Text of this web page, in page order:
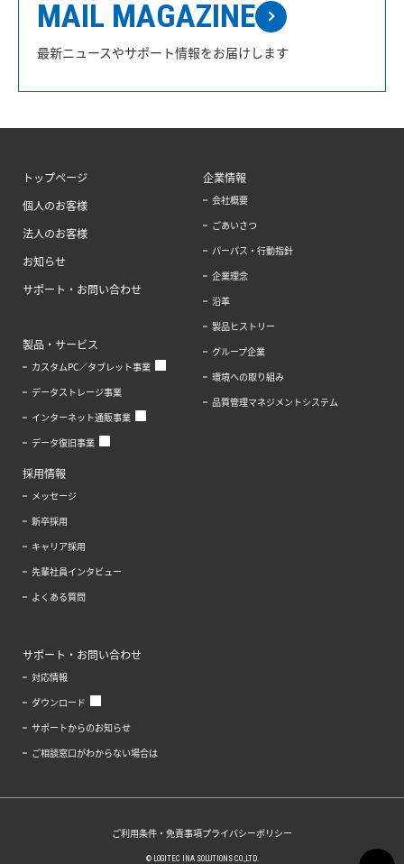
MAIL MAGAZINE
最新ニュースやサポート情報をお届けします
トップページ
個人のお客様
法人のお客様
お知らせ
サポート・お問い合わせ
製品・サービス
カスタムPC／タブレット事業
データストレージ事業
インターネット通販事業
データ復旧事業
企業情報
会社概要
ごあいさつ
パーパス・行動指針
企業理念
沿革
製品ヒストリー
グループ企業
環境への取り組み
品質管理マネジメントシステム
採用情報
メッセージ
新卒採用
キャリア採用
先輩社員インタビュー
よくある質問
サポート・お問い合わせ
対応情報
ダウンロード
サポートからのお知らせ
ご相談窓口がわからない場合は
ご利用条件・免責事項プライバシーポリシー
© LOGITEC INA SOLUTIONS CO.,LTD.